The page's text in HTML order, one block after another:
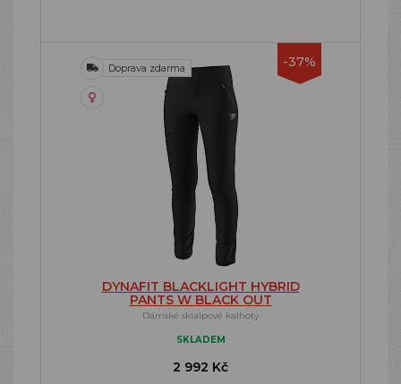
-37%
Doprava zdarma
DYNAFIT BLACKLIGHT HYBRID
PANTS W BLACK OUT
Dámské skialpové kalhoty
SKLADEM
2 992 Kč